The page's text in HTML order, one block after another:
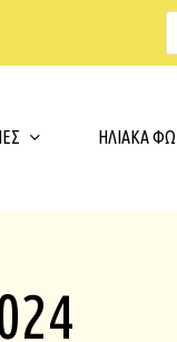
ΗΛΙΑΚΑ